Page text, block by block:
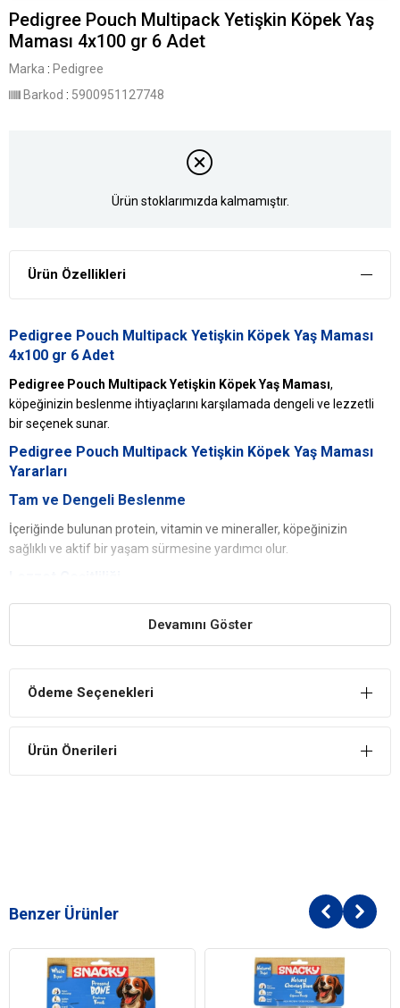
Pedigree Pouch Multipack Yetişkin Köpek Yaş
Maması 4x100 gr 6 Adet
Marka : Pedigree
Barkod : 5900951127748
Ürün stoklarımızda kalmamıştır.
Ürün Özellikleri
Pedigree Pouch Multipack Yetişkin Köpek Yaş Maması
4x100 gr 6 Adet
Pedigree Pouch Multipack Yetişkin Köpek Yaş Maması,
köpeğinizin beslenme ihtiyaçlarını karşılamada dengeli ve lezzetli
bir seçenek sunar.
Pedigree Pouch Multipack Yetişkin Köpek Yaş Maması
Yararları
Tam ve Dengeli Beslenme
İçeriğinde bulunan protein, vitamin ve mineraller, köpeğinizin
sağlıklı ve aktif bir yaşam sürmesine yardımcı olur.
Multipack içinde farklı tatlar bulunur (örneğin, tavuk, sığır, kuzu gibi),
böylece köpeğiniz tek bir tada bağlı kalmaz ve beslenme rutini
eğlenceli hale gelir.
Hassas mideye sahip köpekler için uygun olan yumuşak ve sulu
iyileştirir.
%4 sığır eti içerir)
Mineraller, sebze kaynaklı ürünler (%0.5 kurutulmuş
pancar küspesi içerir)
Bitkisel ve hayvansal yağlar (%0.5 ayçiçek yağı içerir)
Devamını Göster
Ödeme Seçenekleri
Ürün Önerileri
Benzer Ürünler